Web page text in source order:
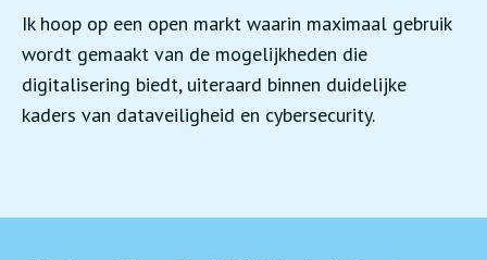
Ik hoop op een open markt waarin maximaal gebruik
wordt gemaakt van de mogelijkheden die
digitalisering biedt, uiteraard binnen duidelijke
kaders van dataveiligheid en cybersecurity.